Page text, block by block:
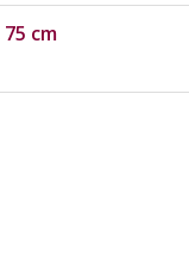
75 cm